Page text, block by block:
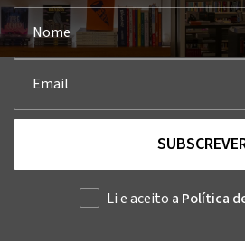
Li e aceito a Política